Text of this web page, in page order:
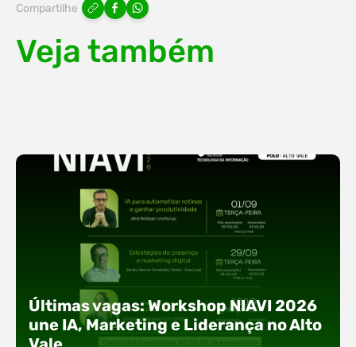
Compartilhe
Veja também
Últimas vagas: Workshop NIAVI 2026
une IA, Marketing e Liderança no Alto